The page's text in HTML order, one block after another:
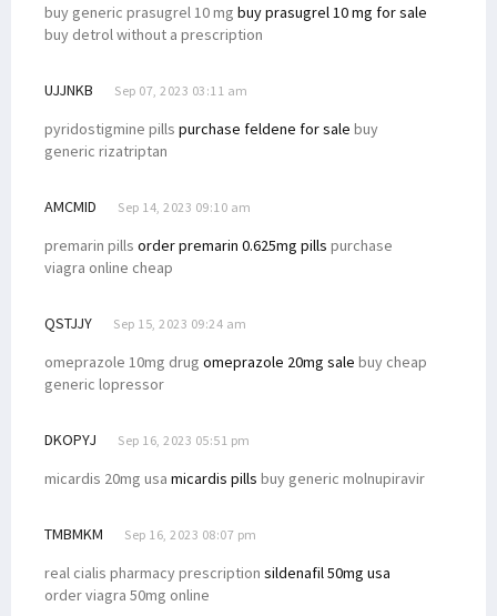
buy generic prasugrel 10 mg buy prasugrel 10 mg for sale
buy detrol without a prescription
UJJNKB Sep 07, 2023 03:11 am
pyridostigmine pills purchase feldene for sale buy
generic rizatriptan
AMCMID Sep 14, 2023 09:10 am
premarin pills order premarin 0.625mg pills purchase
viagra online cheap
QSTJJY Sep 15, 2023 09:24 am
omeprazole 10mg drug omeprazole 20mg sale buy cheap
generic lopressor
DKOPYJ Sep 16, 2023 05:51 pm
micardis 20mg usa micardis pills buy generic molnupiravir
TMBMKM Sep 16, 2023 08:07 pm
real cialis pharmacy prescription sildenafil 50mg usa
order viagra 50mg online